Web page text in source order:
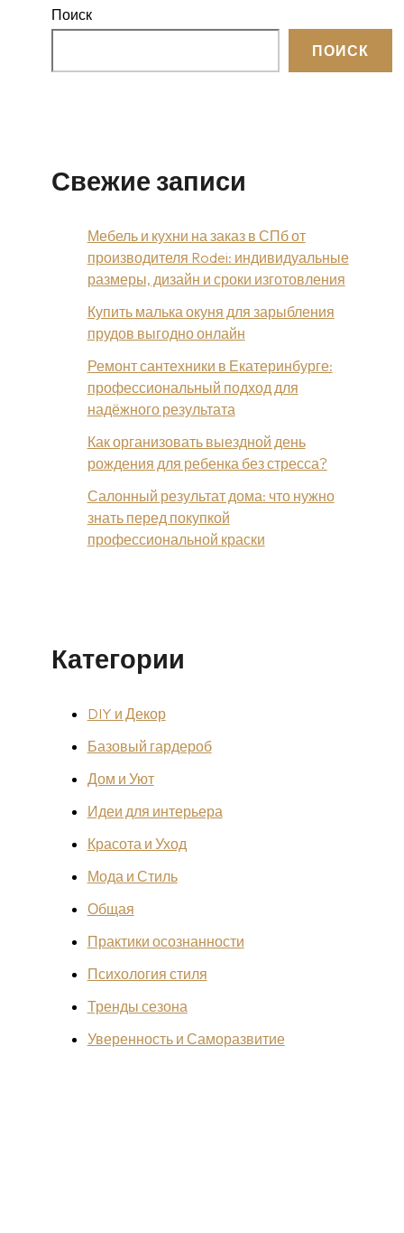
Поиск
ПОИСК
Свежие записи
Мебель и кухни на заказ в СПб от
производителя Rodei: индивидуальные
размеры, дизайн и сроки изготовления
Купить малька окуня для зарыбления
прудов выгодно онлайн
Ремонт сантехники в Екатеринбурге:
профессиональный подход для
надёжного результата
Как организовать выездной день
рождения для ребенка без стресса?
Салонный результат дома: что нужно
знать перед покупкой
профессиональной краски
Категории
DIY и Декор
Базовый гардероб
Дом и Уют
Идеи для интерьера
Красота и Уход
Мода и Стиль
Общая
Практики осознанности
Психология стиля
Тренды сезона
Уверенность и Саморазвитие